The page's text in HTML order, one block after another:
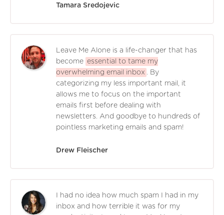
Tamara Sredojevic
Leave Me Alone is a life-changer that has
become essential to tame my
overwhelming email inbox . By
categorizing my less important mail, it
allows me to focus on the important
emails first before dealing with
newsletters. And goodbye to hundreds of
pointless marketing emails and spam!
Drew Fleischer
I had no idea how much spam I had in my
inbox and how terrible it was for my